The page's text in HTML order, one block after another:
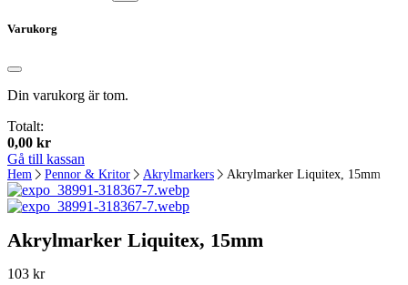
Varukorg
Din varukorg är tom.
Totalt:
0,00 kr
Gå till kassan
Hem Pennor & Kritor Akrylmarkers Akrylmarker Liquitex, 15mm
Akrylmarker Liquitex, 15mm
103 kr